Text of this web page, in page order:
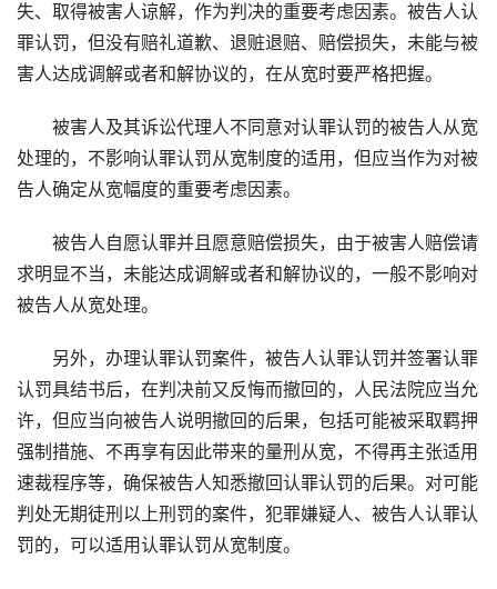
失、取得被害人谅解，作为判决的重要考虑因素。被告人认
罪认罚，但没有赔礼道歉、退赃退赔、赔偿损失，未能与被
害人达成调解或者和解协议的，在从宽时要严格把握。
被害人及其诉讼代理人不同意对认罪认罚的被告人从宽
处理的，不影响认罪认罚从宽制度的适用，但应当作为对被
告人确定从宽幅度的重要考虑因素。
被告人自愿认罪并且愿意赔偿损失，由于被害人赔偿请
求明显不当，未能达成调解或者和解协议的，一般不影响对
被告人从宽处理。
另外，办理认罪认罚案件，被告人认罪认罚并签署认罪
认罚具结书后，在判决前又反悔而撤回的，人民法院应当允
许，但应当向被告人说明撤回的后果，包括可能被采取羁押
强制措施、不再享有因此带来的量刑从宽，不得再主张适用
速裁程序等，确保被告人知悉撤回认罪认罚的后果。对可能
判处无期徒刑以上刑罚的案件，犯罪嫌疑人、被告人认罪认
罚的，可以适用认罪认罚从宽制度。